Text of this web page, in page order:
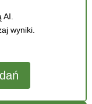
wyniki.